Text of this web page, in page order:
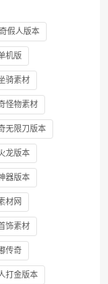
假人版本
机版
骑素材
怪物素材
无限刀版本
龙版本
器版本
材网
饰素材
传奇
打金版本